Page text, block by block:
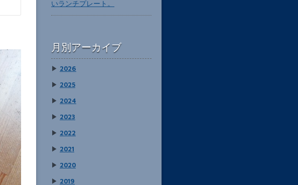
いランチプレート。
月別アーカイブ
▶ 2026
▶ 2025
▶ 2024
▶ 2023
▶ 2022
▶ 2021
▶ 2020
▶ 2019